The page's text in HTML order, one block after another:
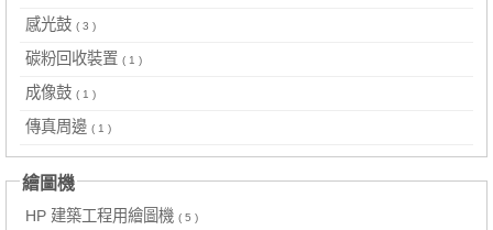
感光鼓 ( 3 )
碳粉回收裝置 ( 1 )
成像鼓 ( 1 )
傳真周邊 ( 1 )
繪圖機
HP 建築工程用繪圖機 ( 5 )